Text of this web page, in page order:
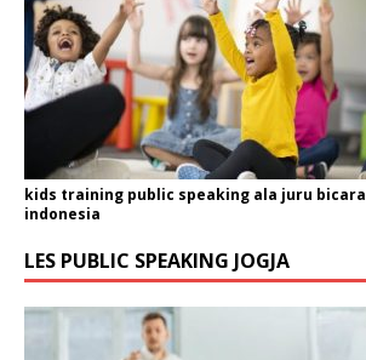
kids training public speaking ala juru bicara
indonesia
LES PUBLIC SPEAKING JOGJA